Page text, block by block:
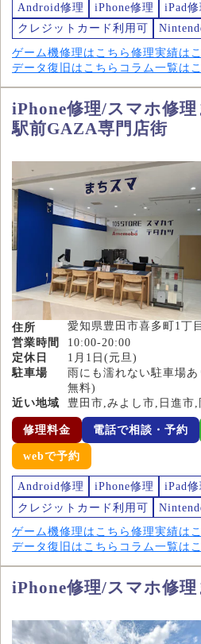
Android修理 iPhone修理
iPad修
クレジットカード利用可
ゲーム機修理はこちら 修理実績は
データ復旧はこちら コラム一覧は
iPhone修理/スマホ修
駅前GAZA専門店街
住所
愛知県豊田市喜多町1丁
営業時間
10:00-20:00
定休日
1月1日(元旦)
駐車場
雨にも濡れない駐車場
無料)
近い地域
豊田市,みよし市,日進市,
修理料金 電話で相談・予約
webで予約
Android修理 iPhone修理
iPad修
クレジットカード利用可
ゲーム機修理はこちら 修理実績は
データ復旧はこちら コラム一覧は
iPhone修理/スマホ修